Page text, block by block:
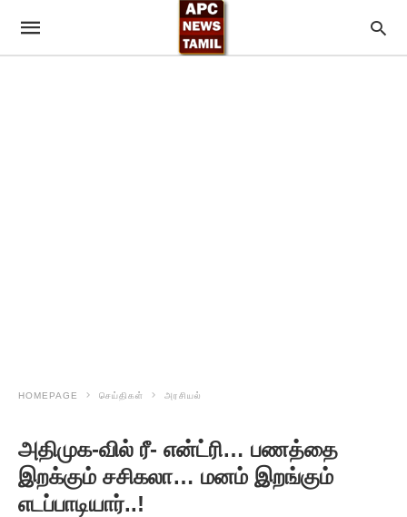
HOMEPAGE செய்திகள் அரசியல்
அதிமுக-வில் ரீ- என்ட்ரி… பணத்தை
இறக்கும் சசிகலா… மனம் இறங்கும்
எடப்பாடியார்..!